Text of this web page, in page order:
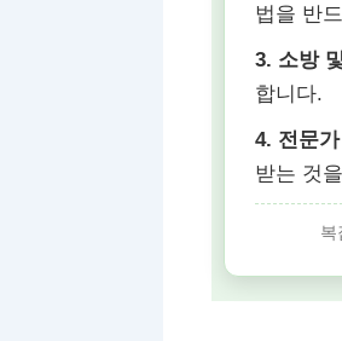
법을 반
3. 소방
합니다.
4. 전문
받는 것
복